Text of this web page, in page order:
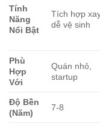
Tính
Năng
Nổi Bật
Tích hợp
dễ vệ sinh
Phù
Hợp
Với
Quán nhỏ,
startup
Độ Bền
(Năm)
7-8